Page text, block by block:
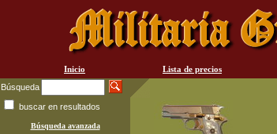
Inicio Lista de precios
Búsqueda
buscar en resultados
Búsqueda avanzada